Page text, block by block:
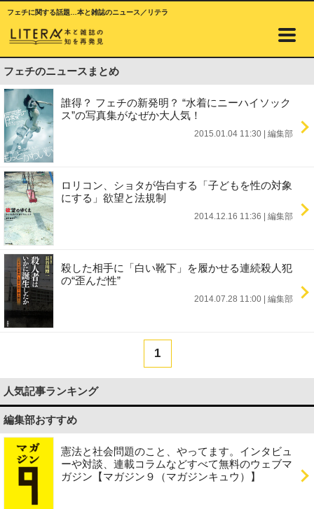
フェチに関する話題…本と雑誌のニュース／リテラ
フェチのニュースまとめ
誰得？ フェチの新発明？ “水着にニーハイソック
ス”の写真集がなぜか大人気！
2015.01.04 11:30 編集部
ロリコン、ショタが告白する「子どもを性の対象
にする」欲望と法規制
2014.12.16 11:36 編集部
殺した相手に「白い靴下」を履かせる連続殺人犯
の“歪んだ性”
2014.07.28 11:00 編集部
1
人気記事ランキング
編集部おすすめ
憲法と社会問題のこと、やってます。インタビュ
ーや対談、連載コラムなどすべて無料のウェブマ
ガジン【マガジン９（マガジンキュウ）】